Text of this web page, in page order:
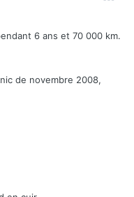
6 ans et 70 000 km.
de novembre 2008,